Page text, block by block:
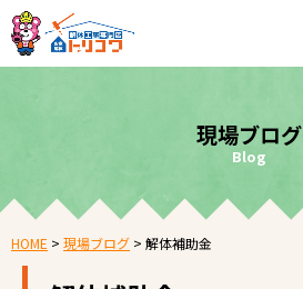
現場ブログ
Blog
HOME > 現場ブログ > 解体補助金